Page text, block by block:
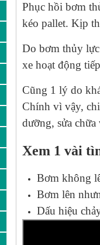
Phục hồi bơm
kéo pallet. Kịp
Do bơm thủy lực
xe hoạt động
Cũng 1 lý do
Chính vì vậy,
dưỡng, sửa
Xem 1 vài
Bơm không
Bơm lên
Dấu hiệu